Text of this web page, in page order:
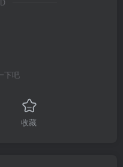
下吧
收藏